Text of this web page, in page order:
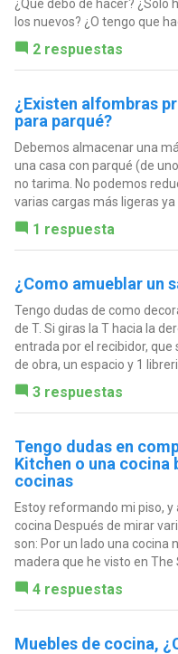
¿Qué debo de hacer? ¿Solo
los nuevos? ¿O tengo que
2 respuestas
¿Existen alfombras
para parqué?
Debemos almacenar una
una casa con parqué (de
no tarima. No podemos
varias cargas más ligeras ya
1 respuesta
¿Como amueblar un
Tengo dudas de como
de T. Si giras la T hacia la
entrada por el recibidor, que
de obra, un espacio y 1
3 respuestas
Tengo dudas en
Kitchen o una cocina
cocinas
Estoy reformando mi piso,
cocina Después de mirar
son: Por un lado una cocina
madera que he visto en The
4 respuestas
Muebles de cocina,